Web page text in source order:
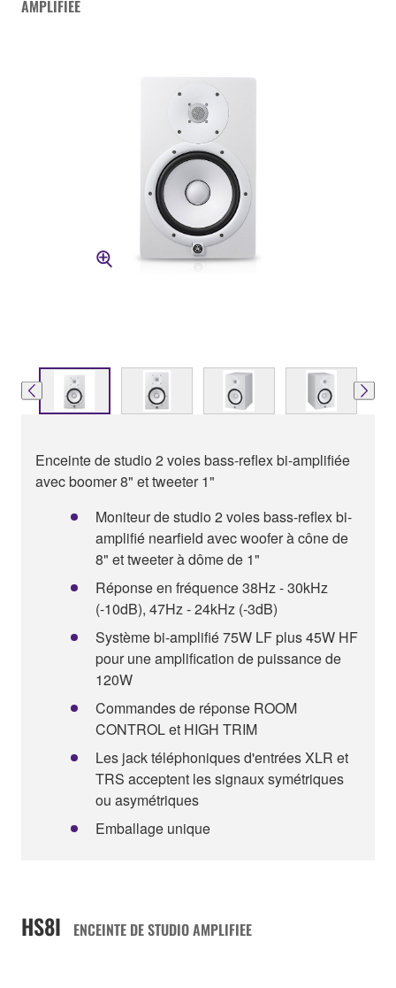
AMPLIFIEE
Enceinte de studio 2 voies bass-reflex bi-amplifiée
avec boomer 8" et tweeter 1"
Moniteur de studio 2 voies bass-reflex bi-
amplifié nearfield avec woofer à cône de
8" et tweeter à dôme de 1"
Réponse en fréquence 38Hz - 30kHz
(-10dB), 47Hz - 24kHz (-3dB)
Système bi-amplifié 75W LF plus 45W HF
pour une amplification de puissance de
120W
Commandes de réponse ROOM
CONTROL et HIGH TRIM
Les jack téléphoniques d'entrées XLR et
TRS acceptent les signaux symétriques
ou asymétriques
Emballage unique
HS8I ENCEINTE DE STUDIO AMPLIFIEE